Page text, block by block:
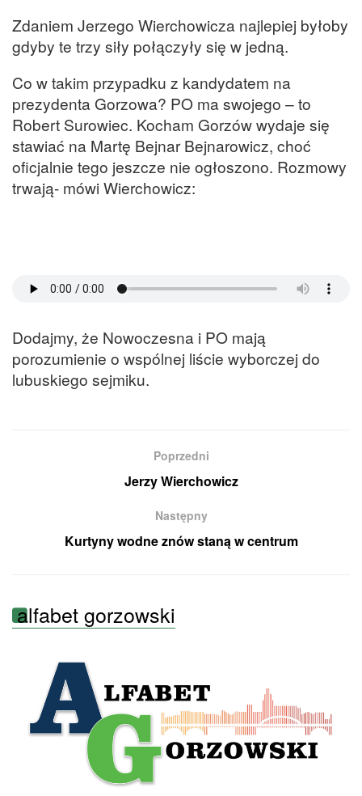
Zdaniem Jerzego Wierchowicza najlepiej byłoby
gdyby te trzy siły połączyły się w jedną.
Co w takim przypadku z kandydatem na
prezydenta Gorzowa? PO ma swojego – to
Robert Surowiec. Kocham Gorzów wydaje się
stawiać na Martę Bejnar Bejnarowicz, choć
oficjalnie tego jeszcze nie ogłoszono. Rozmowy
trwają- mówi Wierchowicz:
Dodajmy, że Nowoczesna i PO mają
porozumienie o wspólnej liście wyborczej do
lubuskiego sejmiku.
Poprzedni
Jerzy Wierchowicz
Następny
Kurtyny wodne znów staną w centrum
alfabet gorzowski